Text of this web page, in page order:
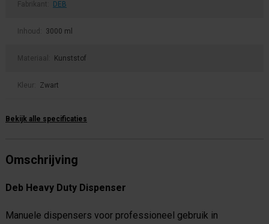
Fabrikant: DEB
Inhoud: 3000 ml
Materiaal: Kunststof
Kleur: Zwart
Bekijk alle specificaties
Omschrijving
Deb Heavy Duty Dispenser
Manuele dispensers voor professioneel gebruik in